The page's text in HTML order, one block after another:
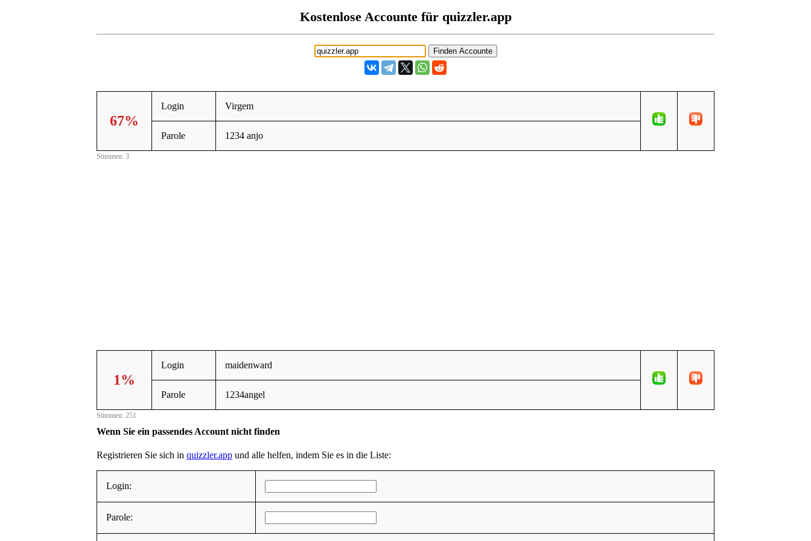
Kostenlose Accounte für quizzler.app
67%
Login Virgem
Parole 1234 anjo
Stimmen: 3
1%
Login maidenward
Parole 1234angel
Stimmen: 251
Wenn Sie ein passendes Account nicht finden
Registrieren Sie sich in quizzler.app und alle helfen, indem Sie es in die Liste:
Login:
Parole: